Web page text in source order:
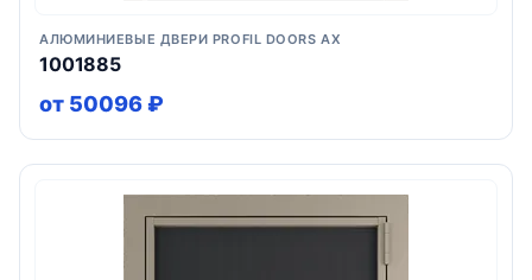
АЛЮМИНИЕВЫЕ ДВЕРИ PROFIL DOORS AX
1001885
от 50096 ₽